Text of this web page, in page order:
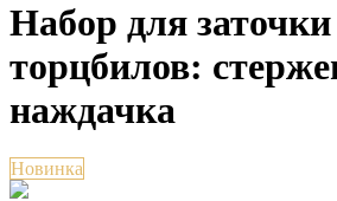
Набор для заточки
торцбилов:
наждачка
Новинка